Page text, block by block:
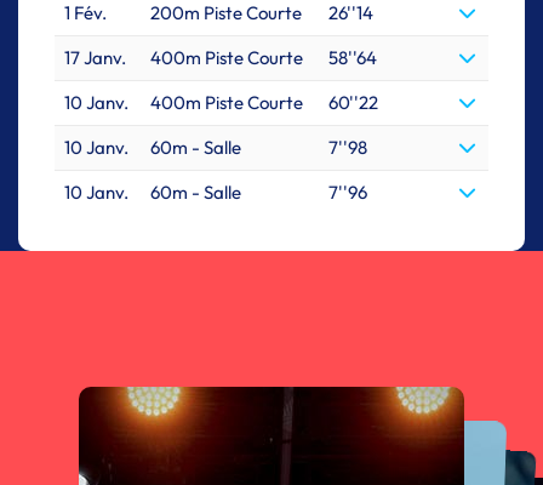
1 Fév.
200m Piste Courte
26''14
17 Janv.
400m Piste Courte
58''64
10 Janv.
400m Piste Courte
60''22
10 Janv.
60m - Salle
7''98
10 Janv.
60m - Salle 7''96